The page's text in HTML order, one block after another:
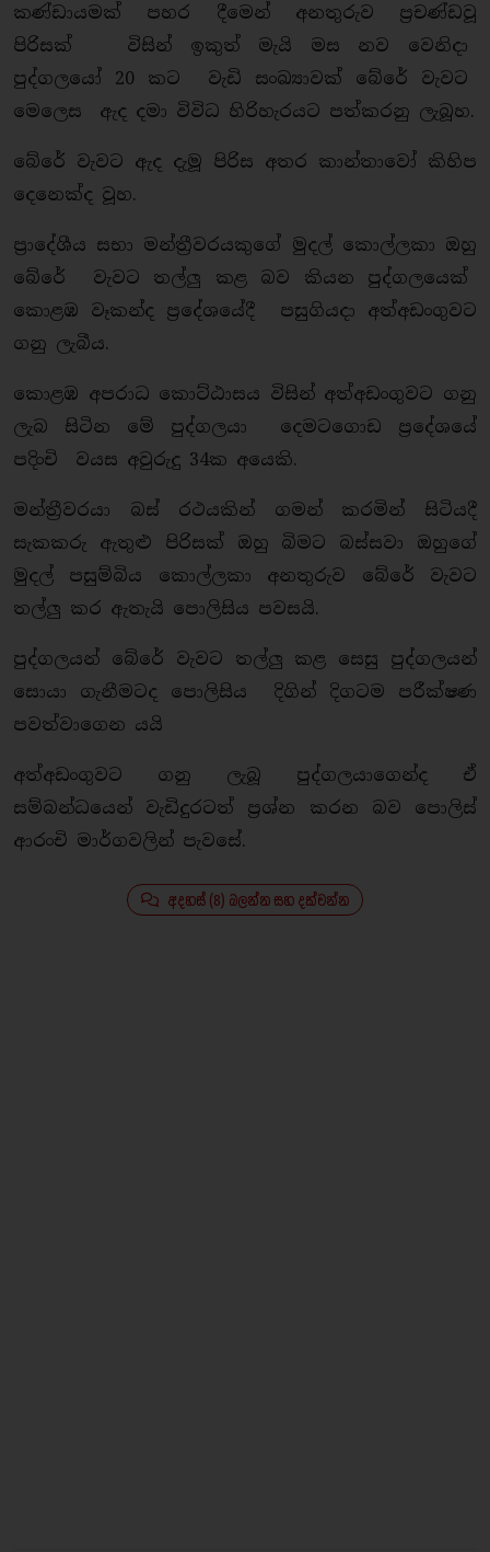
කණ්ඩායමක් පහර දීමෙන් අනතුරුව ප්‍රචණ්ඩවූ
පිරිසක් විසින් ඉකුත් මැයි මස නව වෙනිදා
පුද්ගලයෝ 20 කට වැඩි සංඛ්‍යාවක් බේරේ වැවට
මෙලෙස ඇද දමා විවිධ හිරිහැරයට පත්කරනු ලැබූහ.
බේරේ වැවට ඇද දැමූ පිරිස අතර කාන්තාවෝ කිහිප
දෙනෙක්ද වූහ.
ප්‍රාදේශීය සභා මන්ත්‍රීවරයකුගේ මුදල් කොල්ලකා ඔහු
බේරේ වැවට තල්ලු කළ බව කියන පුද්ගලයෙක්
කොළඹ වෑකන්ද ප්‍රදේශයේදී පසුගියදා අත්අඩංගුවට
ගනු ලැබීය.
කොළඹ අපරාධ කොට්ඨාසය විසින් අත්අඩංගුවට ගනු
ලැබ සිටින මේ පුද්ගලයා දෙමටගොඩ ප්‍රදේශයේ
පදිංචි වයස අවුරුදු 34ක අයෙකි.
මන්ත්‍රීවරයා බස් රථයකින් ගමන් කරමින් සිටියදී
සැකකරු ඇතුළු පිරිසක් ඔහු බිමට බස්සවා ඔහුගේ
මුදල් පසුම්බිය කොල්ලකා අනතුරුව බේරේ වැවට
තල්ලු කර ඇතැයි පොලිසිය පවසයි.
පුද්ගලයන් බේරේ වැවට තල්ලු කළ සෙසු පුද්ගලයන්
සොයා ගැනීමටද පොලිසිය දිගින් දිගටම පරීක්ෂණ
පවත්වාගෙන යයි
අත්අඩංගුවට ගනු ලැබූ පුද්ගලයාගෙන්ද ඒ
සම්බන්ධයෙන් වැඩිදුරටත් ප්‍රශ්න කරන බව පොලිස්
ආරංචි මාර්ගවලින් පැවසේ.
අදහස් (8) බලන්න සහ දක්වන්න